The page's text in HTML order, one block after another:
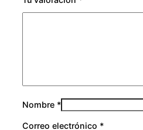
Nombre *
Correo electrónico *